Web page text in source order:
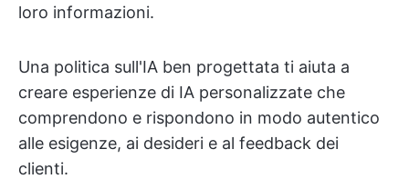
loro informazioni.
Una politica sull'IA ben progettata ti aiuta a
creare esperienze di IA personalizzate che
comprendono e rispondono in modo autentico
alle esigenze, ai desideri e al feedback dei
clienti.